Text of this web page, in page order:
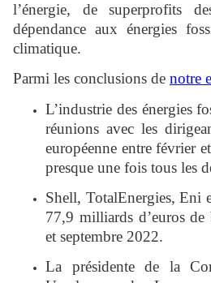
l’énergie, de superprofits
dépendance aux énergies
climatique.
Parmi les conclusions de notre
L’industrie des énergies
réunions avec les
européenne entre février
presque une fois tous les
Shell, TotalEnergies, Eni
77,9 milliards d’euros de
et septembre 2022.
La présidente de la